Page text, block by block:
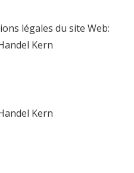
légales du site Web:
Kern
Kern